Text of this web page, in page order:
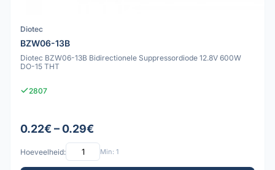
Diotec
BZW06-13B
Diotec BZW06-13B Bidirectionele Suppressordiode 12.8V 600W
DO-15 THT
2807
0.22€ – 0.29€
Hoeveelheid: Min: 1